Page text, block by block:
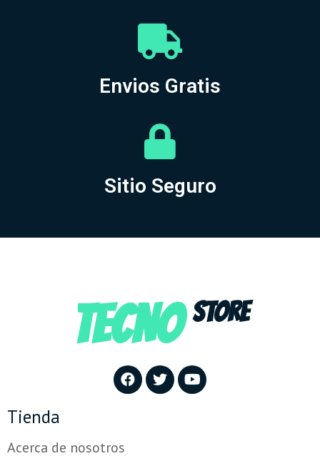
Envios Gratis
Sitio Seguro
TECNO STORE
Tienda
Acerca de nosotros